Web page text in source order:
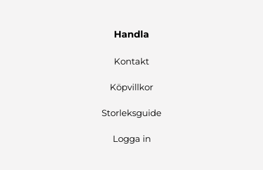
Handla
Kontakt
Köpvillkor
Storleksguide
Logga in